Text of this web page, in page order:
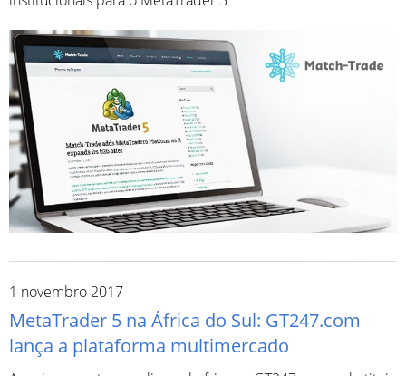
1 novembro 2017
MetaTrader 5 na África do Sul: GT247.com
lança a plataforma multimercado